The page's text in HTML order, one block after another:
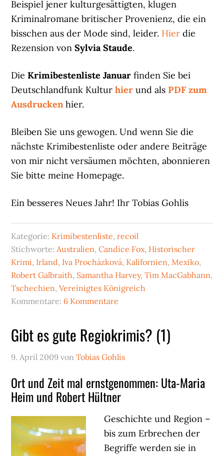
Beispiel jener kulturgesättigten, klugen
Kriminalromane britischer Provenienz, die ein
bisschen aus der Mode sind, leider. Hier die
Rezension vonSylvia Staude.
DieKrimibestenliste Januar finden Sie bei
Deutschlandfunk Kulturhierund als PDF zum
Ausdruckenhier.
Bleiben Sie uns gewogen. Und wenn Sie die
nächste Krimibestenliste oder andere Beiträge
von mir nicht versäumen möchten, abonnieren
Sie bitte meine Homepage.
Ein besseres Neues Jahr! Ihr Tobias Gohlis
Kategorie: Krimibestenliste,recoil
Stichworte:Australien,Candice Fox, Historischer
Krimi, Irland, Iva Procházková, Kalifornien,Mexiko,
Robert Galbraith, Samantha Harvey,Tim MacGabhann,
Tschechien,Vereinigtes Königreich
Kommentare: 6 Kommentare
Gibt es gute Regiokrimis? (1)
9. April 2009 vonTobias Gohlis
Ort und Zeit mal ernstgenommen: Uta-Maria
Heim und Robert Hültner
Geschichte und Region –
bis zum Erbrechen der
Begriffe werden sie in